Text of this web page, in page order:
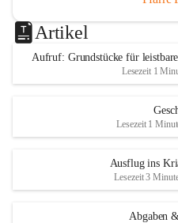
Artikel
Aufruf: Grundstücke für
Lesezeit 1
Lesezeit 1
Ausflug ins
Lesezeit 3
Abgaben